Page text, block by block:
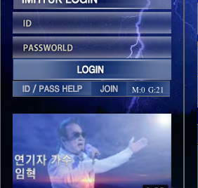
M:0 G:21